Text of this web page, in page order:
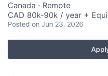
Canada · Remote
CAD 80k-90k / year +
Posted on Jun 23, 2026